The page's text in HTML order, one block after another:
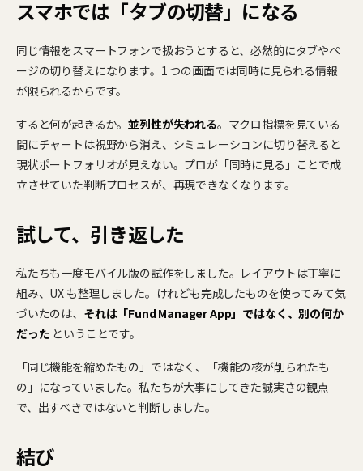
スマホでは「タブの切替」になる
同じ情報をスマートフォンで扱おうとすると、必然的にタブやペ
ージの切り替えになります。1 つの画面では同時に見られる情報
が限られるからです。
すると何が起きるか。並列性が失われる。マクロ指標を見ている
間にチャートは視野から消え、シミュレーションに切り替えると
現状ポートフォリオが見えない。プロが「同時に見る」ことで成
立させていた判断プロセスが、再現できなくなります。
試して、引き返した
私たちも一度モバイル版の試作をしました。レイアウトは丁寧に
組み、UX も整理しました。けれども完成したものを使ってみて気
づいたのは、 それは「Fund Manager App」ではなく、別の何か
だった ということです。
「同じ機能を縮めたもの」ではなく、「機能の核が削られたも
の」になっていました。私たちが大事にしてきた誠実さの観点
で、出すべきではないと判断しました。
結び